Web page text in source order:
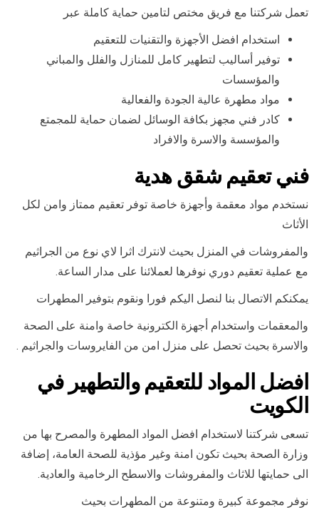
تعمل شركتنا مع فريق مختص لتامين حماية كاملة عبر
استخدام افضل الأجهزة والتقنيات للتعقيم
توفير أساليب لتطهير كامل للمنازل والفلل والمباني
والمؤسسات
مواد مطهرة عالية الجودة والفعالية
كادر فني مجهز بكافة الوسائل لضمان حماية للمجمتع
والمؤسسة والاسرة والافراد
فني تعقيم شقق هدية
نستخدم مواد معقمة وأجهزة خاصة توفر تعقيم ممتاز وامن لكل
الأثاث
والمفروشات في المنزل بحيث لانترك اثرا لاي نوع من الجراثيم
مع عملية تعقيم دوري نوفرها لعملائنا على مدار الساعة.
يمكنكم الاتصال بنا لنصل اليكم فورا ونقوم بتوفير المطهرات
والمعقمات واستخدام أجهزة الكترونية خاصة وامنة على الصحة
والاسرة بحيث تحصل على منزل امن من الفايروسات والجراثيم .
افضل المواد للتعقيم والتطهير في
الكويت
تسعى شركتنا لاستخدام افضل المواد المطهرة والمصرح بها من
وزارة الصحة بحيث تكون امنة وغير مؤذية للصحة العامة، إضافة
الى حمايتها للاثاث والمفروشات والاسطح الرخامية والعادية.
نوفر مجموعة كبيرة ومتنوعة من المطهرات بحيث